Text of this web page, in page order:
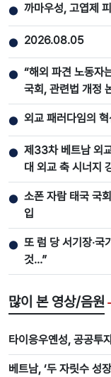
● 까마우성, 고엽제
● 2026.08.05
● “해외 파견 노동자
국회, 관련법 개정
● 외교 패러다임의
● 제33차 베트남 외
대 외교 축 시너지
● 소폰 자람 태국 국
입
● 또 럼 당 서기장‧국
것…”
많이 본 영상/음원
타이응우옌성, 공공투
베트남, ‘두 자릿수 성